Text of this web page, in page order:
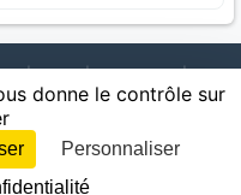
| Carte | Communes |
Zones protégées | Forets |
| CGV Cookies
BRGM, INAO, Ministère de
donne le contrôle sur
Personnaliser